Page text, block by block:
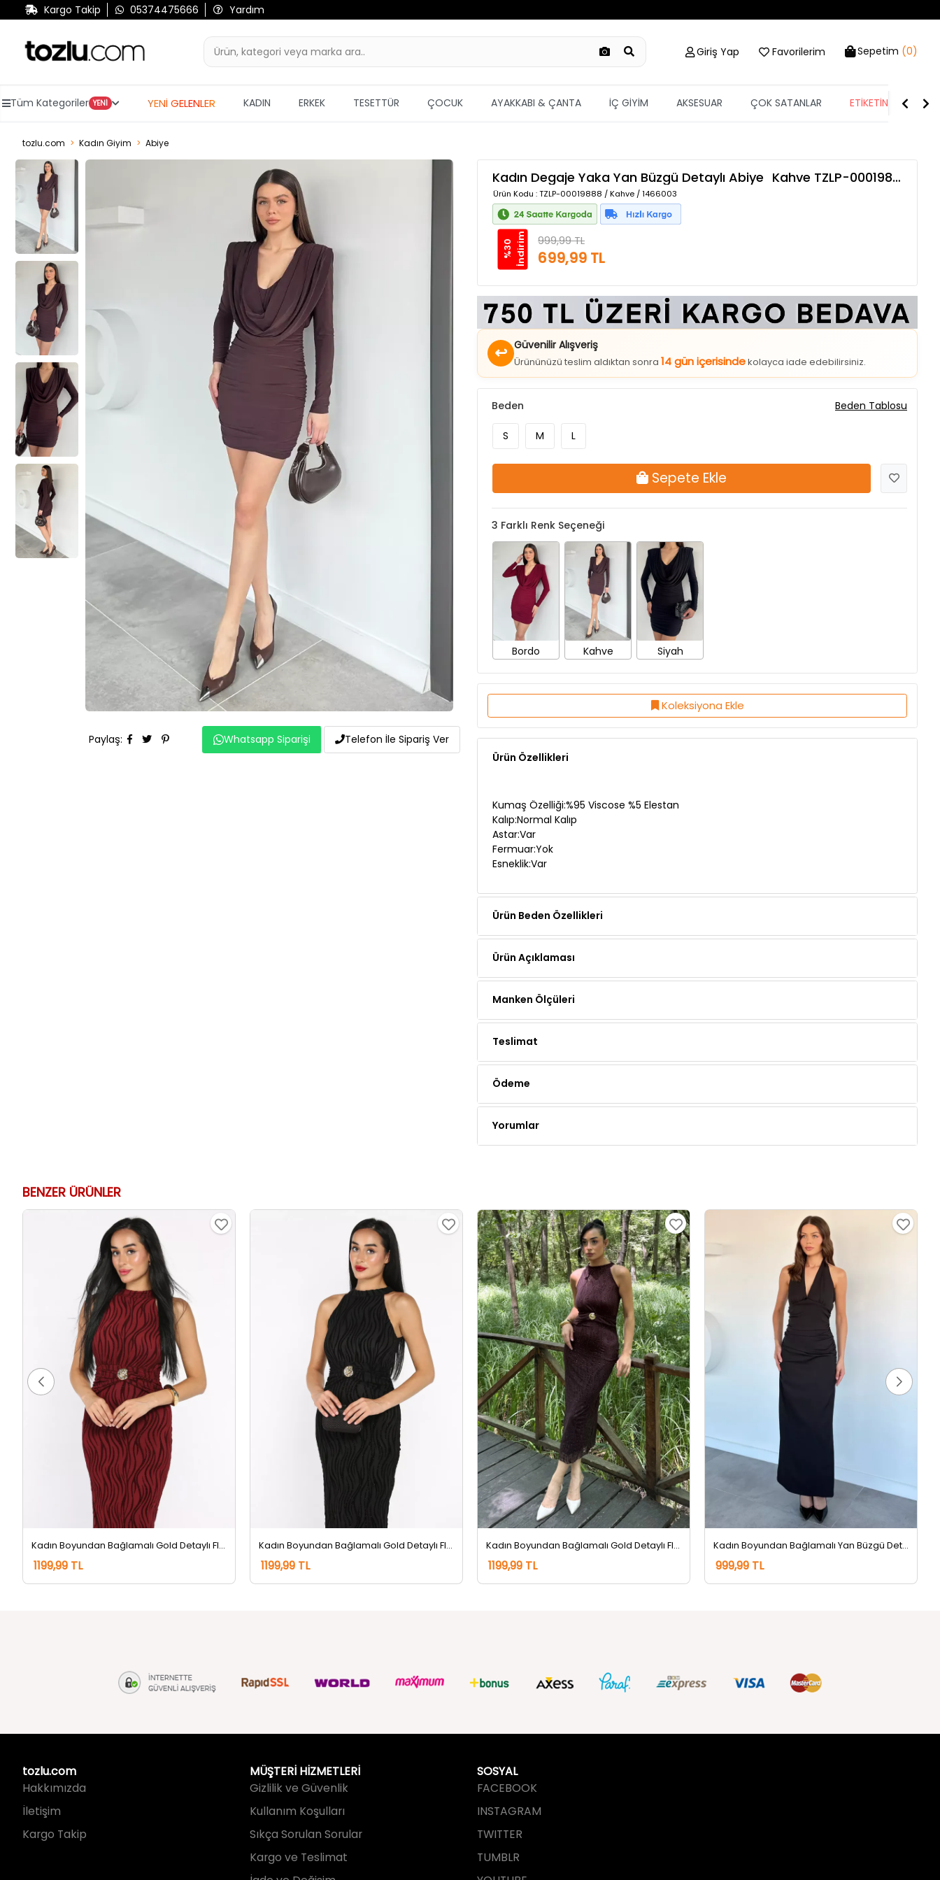
Kargo Takip 05374475666 Yardım
Giriş Yap Favorilerim Sepetim (0)
Tüm Kategoriler YENİ YENİ GELENLER KADIN ERKEK TESETTÜR ÇOCUK AYAKKABI & ÇANTA İÇ GİYİM AKSESUAR ÇOK SATANLAR ETİKETİN YARISI
tozlu.com Kadın Giyim Abiye
Paylaş: Whatsapp Siparişi Telefon İle Sipariş Ver
Kadın Degaje Yaka Yan Büzgü Detaylı Abiye Kahve TZLP-00019888
Ürün Kodu : TZLP-00019888 / Kahve / 1466003
%
3
0
İ
n
d
i
r
i m 999,99 TL
699,99 TL
↩ Güvenilir Alışveriş
Ürününüzü teslim aldıktan sonra14 gün içerisindekolayca iade edebilirsiniz.
S
3Farklı Renk Seçeneği
Bordo Kahve Siyah
Koleksiyona Ekle
Ürün Özellikleri
Astar:Var
Fermuar:Yok
Esneklik:Var
Manken Ölçüleri
1199,99 TL
Kadın Boyundan Bağlamalı Gold Detaylı Flog Abiye Elbise Kahve
1199,99 TL 999,99 TL
tozlu.com
İletişim
Kargo Takip
MÜŞTERİ HİZMETLERİ
Kullanım Koşulları
SOSYAL
INSTAGRAM